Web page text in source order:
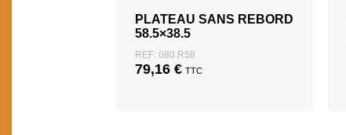
PLATEAU SANS REBORD
58.5×38.5
REF: 080.R58
79,16 € TTC